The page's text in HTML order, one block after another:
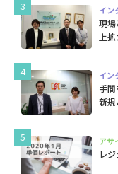
イン
現場
上
イン
手
新規
アサ
レ